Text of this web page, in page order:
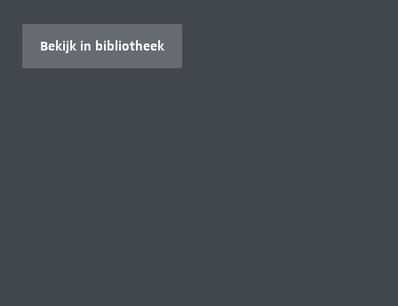
Bekijk in bibliotheek